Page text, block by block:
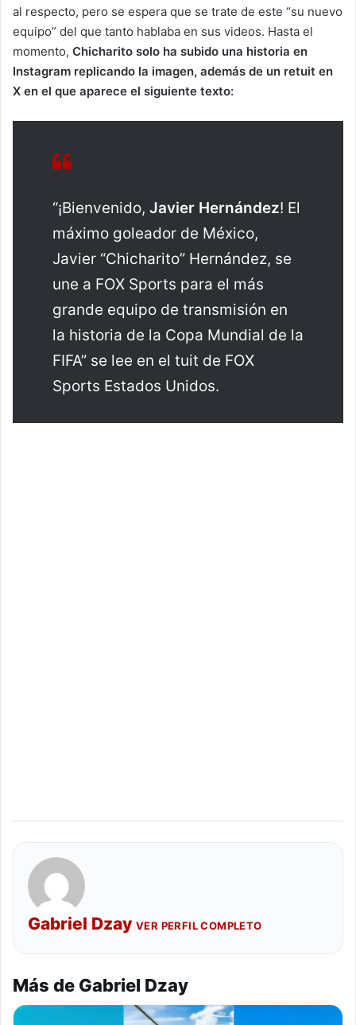
al respecto, pero se espera que se trate de este “su nuevo
equipo” del que tanto hablaba en sus videos. Hasta el
momento, Chicharito solo ha subido una historia en
Instagram replicando la imagen, además de un retuit en
X en el que aparece el siguiente texto:
“¡Bienvenido, Javier Hernández! El
máximo goleador de México,
Javier “Chicharito” Hernández, se
une a FOX Sports para el más
grande equipo de transmisión en
la historia de la Copa Mundial de la
FIFA” se lee en el tuit de FOX
Sports Estados Unidos.
Gabriel Dzay VER PERFIL COMPLETO
Más de Gabriel Dzay